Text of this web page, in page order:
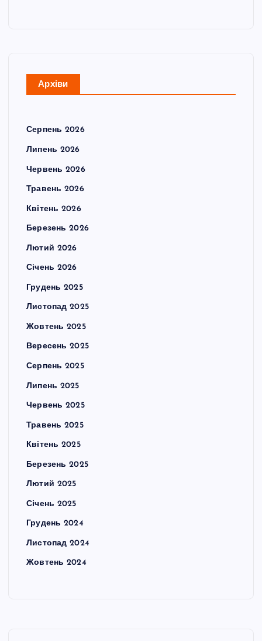
Архіви
Серпень 2026
Липень 2026
Червень 2026
Травень 2026
Квітень 2026
Березень 2026
Лютий 2026
Січень 2026
Грудень 2025
Листопад 2025
Жовтень 2025
Вересень 2025
Серпень 2025
Липень 2025
Червень 2025
Травень 2025
Квітень 2025
Березень 2025
Лютий 2025
Січень 2025
Грудень 2024
Листопад 2024
Жовтень 2024